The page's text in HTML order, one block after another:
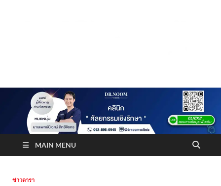
Truststoreonline
MAIN MENU
ข่าวดารา